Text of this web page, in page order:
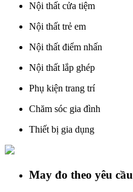
Nội thất cửa tiệm
Nội thất trẻ em
Nội thất điểm nhấn
Nội thất lắp ghép
Phụ kiện trang trí
Chăm sóc gia đình
Thiết bị gia dụng
May đo theo yêu cầu